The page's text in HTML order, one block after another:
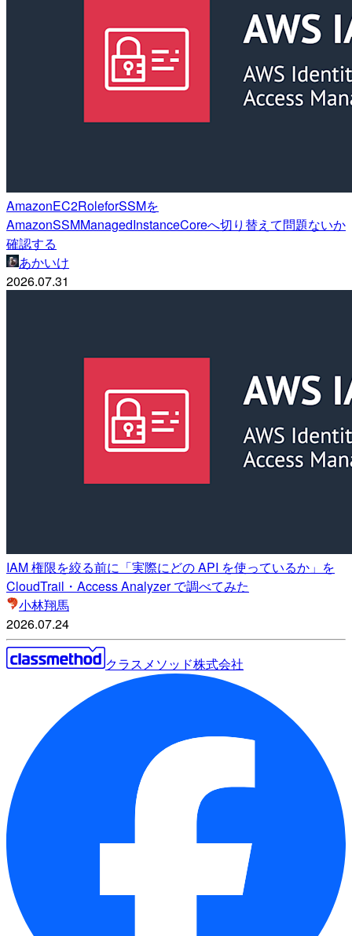
AmazonEC2RoleforSSMを
AmazonSSMManagedInstanceCoreへ切り替えて問題ないか
確認する
あかいけ
2026.07.31
IAM 権限を絞る前に「実際にどの API を使っているか」を
CloudTrail・Access Analyzer で調べてみた
小林翔馬
2026.07.24
クラスメソッド株式会社